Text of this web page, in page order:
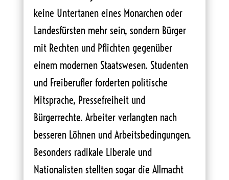
keine Untertanen eines Monarchen oder
Landesfürsten mehr sein, sondern Bürger
mit Rechten und Pflichten gegenüber
einem modernen Staatswesen. Studenten
und Freiberufler forderten politische
Mitsprache, Pressefreiheit und
Bürgerrechte. Arbeiter verlangten nach
besseren Löhnen und Arbeitsbedingungen.
Besonders radikale Liberale und
Nationalisten stellten sogar die Allmacht